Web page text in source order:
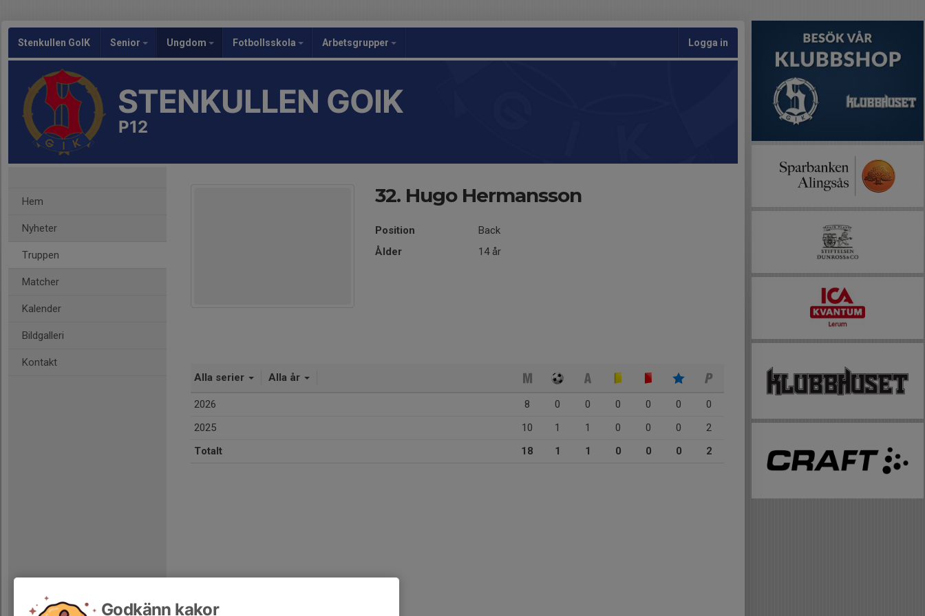
Stenkullen GoIK Senior Ungdom Fotbollsskola Arbetsgrupper Logga in
STENKULLEN GOIK
P12
Hem
Nyheter
Truppen
Matcher
Kalender
Bildgalleri
Kontakt
32. Hugo Hermansson
Position
Back
Ålder
14 år
Alla serier Alla år
2026 8 0 0 0 0 0
0
2025
10 1 1 0 0 0
2
Totalt
18 1 1 0 0 0 2
Godkänn kakor